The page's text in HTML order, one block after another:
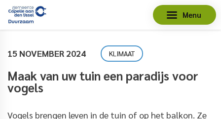
Menu
15 NOVEMBER 2024 KLIMAAT
Maak van uw tuin een paradijs voor
vogels
Vogels brengen leven in de tuin of op het balkon. Ze